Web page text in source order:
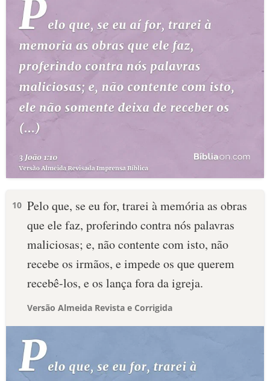
10 Pelo que, se eu for, trarei à memória as obras
que ele faz, proferindo contra nós palavras
maliciosas; e, não contente com isto, não
recebe os irmãos, e impede os que querem
recebê-los, e os lança fora da igreja.
Versão Almeida Revista e Corrigida